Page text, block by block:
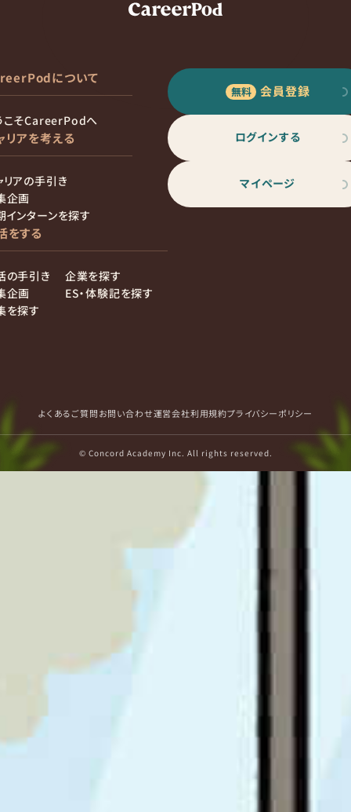
について
こそCareerPodへ
リアを考える
リアの手引き
企画
インターンを探す
をする
の手引き
企画
を探す
企業を探す
ES・体験記を探す
会員登録
ログインする
マイページ
よくあるご質問お問い合わせ運営会社利用規約プライバシーポリシー
© Concord Academy Inc. All rights reserved.